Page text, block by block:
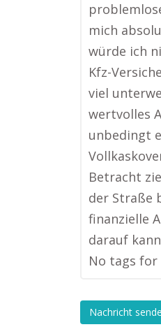
mich
würde ich
Kfz-
viel
wertvolles
unbedingt
Betracht
der Straße
finanzielle
darauf
No tags
Nachricht